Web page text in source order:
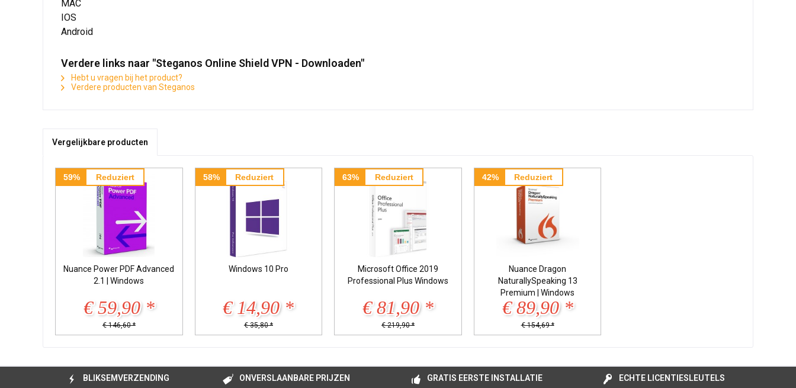
MAC
IOS
Android
Verdere links naar "Steganos Online Shield VPN - Downloaden"
Hebt u vragen bij het product?
Verdere producten van Steganos
Vergelijkbare producten
59% Reduziert
Nuance Power PDF Advanced
2.1 | Windows
€ 59,90 *
€ 146,60 *
58% Reduziert
Windows 10 Pro
€ 14,90 *
€ 35,80 *
63% Reduziert
Microsoft Office 2019
Professional Plus Windows
€ 81,90 *
€ 219,90 *
42% Reduziert
Nuance Dragon
NaturallySpeaking 13
Premium | Windows
€ 89,90 *
€ 154,69 *
BLIKSEMVERZENDING ONVERSLAANBARE PRIJZEN GRATIS EERSTE INSTALLATIE ECHTE LICENTIESLEUTELS